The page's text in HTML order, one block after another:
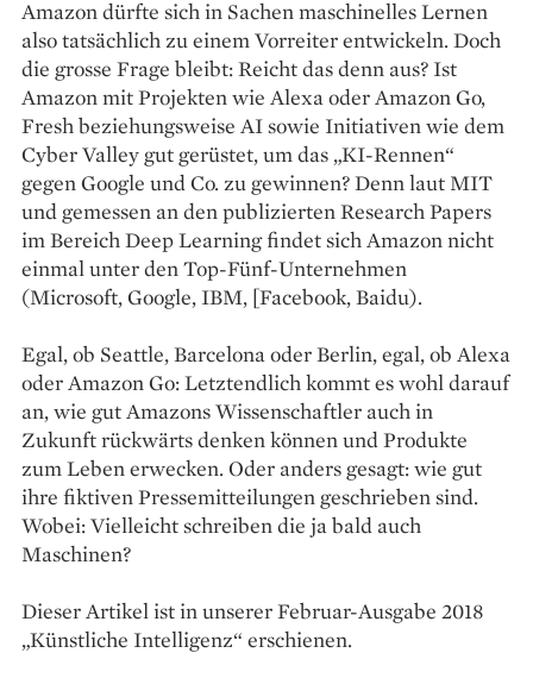
Amazon dürfte sich in Sachen maschinelles Lernen
also tatsächlich zu einem Vorreiter entwickeln. Doch
die grosse Frage bleibt: Reicht das denn aus? Ist
Amazon mit Projekten wie Alexa oder Amazon Go,
Fresh beziehungsweise AI sowie Initiativen wie dem
Cyber Valley gut gerüstet, um das „KI-Rennen“
gegen Google und Co. zu gewinnen? Denn laut MIT
und gemessen an den publizierten Re­search Papers
im Bereich Deep Learning findet sich Amazon nicht
einmal unter den Top-Fünf-Unternehmen
(Microsoft, Google, IBM, [Facebook, Baidu).
Egal, ob Seattle, Barcelona oder Berlin, egal, ob Alexa
oder Amazon Go: Letztendlich kommt es wohl darauf
an, wie gut Amazons Wissen­schaftler auch in
Zukunft rückwärts denken können und Produkte
zum Leben erwecken. Oder anders gesagt: wie gut
ihre fiktiven Pressemitteilungen geschrieben sind.
Wobei: Vielleicht schreiben die ja bald auch
Maschinen?
Dieser Artikel ist in unserer Februar-Ausgabe 2018
„Künstliche Intelligenz“ erschienen.